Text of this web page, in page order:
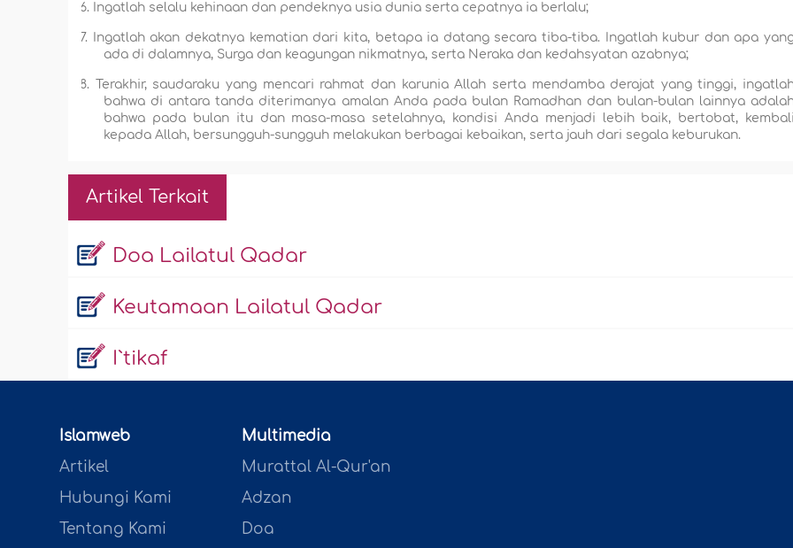
6. Ingatlah selalu kehinaan dan pendeknya usia dunia serta cepatnya ia berlalu;
7.
Ingatlah akan dekatnya kematian dari kita, betapa ia datang secara tiba-tiba. Ingatlah kubur dan apa
ada di dalamnya, Surga dan keagungan nikmatnya, serta Neraka dan kedahsyatan azabnya;
8.
Terakhir, saudaraku yang mencari rahmat dan karunia Allah serta mendamba derajat yang tinggi,
bahwa di antara tanda diterimanya amalan Anda pada bulan Ramadhan dan bulan-bulan lainnya
bahwa pada bulan itu dan masa-masa setelahnya, kondisi Anda menjadi lebih baik, bertobat, kembali
kepada Allah, bersungguh-sungguh melakukan berbagai kebaikan, serta jauh dari segala keburukan.
Artikel Terkait
Doa Lailatul Qadar
Keutamaan Lailatul Qadar
I`tikaf
Islamweb
Artikel
Hubungi Kami
Tentang Kami
Multimedia
Murattal Al-Qur'an
Adzan
Doa